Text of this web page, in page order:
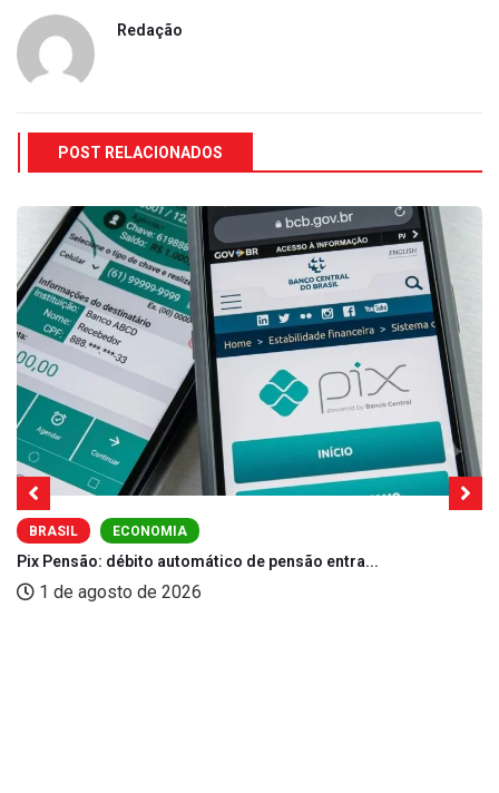
Redação
POST RELACIONADOS
BRASIL ECONOMIA
Pix Pensão: débito automático de pensão entra...
1 de agosto de 2026